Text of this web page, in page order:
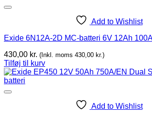
Add to Wishlist
Exide 6N12A-2D MC-batteri 6V 12Ah
430,00 kr. (Inkl. moms 430,00 kr.)
Tilføj til kurv
Add to Wishlist